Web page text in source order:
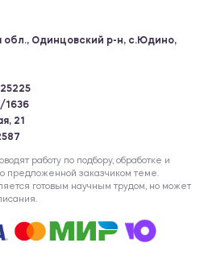
обл., Одинцовский р-н, с.Юдино,
1636
21
работу по подбору, обработке и
предложенной заказчиком теме.
готовым научным трудом, но может